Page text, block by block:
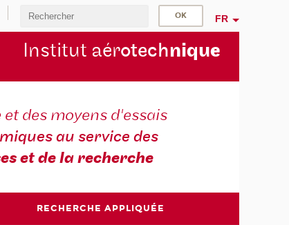
FR
Institut aérotechnique
des moyens d'essais
au service des
et de la recherche
RECHERCHE APPLIQUÉE